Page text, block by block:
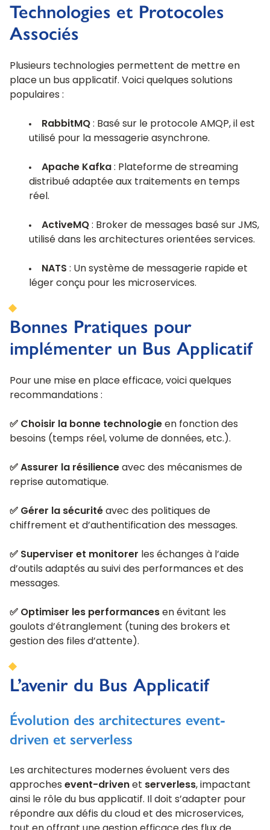
Technologies et Protocoles
Associés
Plusieurs technologies permettent de mettre en
place un bus applicatif. Voici quelques solutions
populaires :
RabbitMQ : Basé sur le protocole AMQP, il est
utilisé pour la messagerie asynchrone.
Apache Kafka : Plateforme de streaming
distribué adaptée aux traitements en temps
réel.
ActiveMQ : Broker de messages basé sur JMS,
utilisé dans les architectures orientées services.
NATS : Un système de messagerie rapide et
léger conçu pour les microservices.
Bonnes Pratiques pour
implémenter un Bus Applicatif
Pour une mise en place efficace, voici quelques
recommandations :
✅ Choisir la bonne technologie en fonction des
besoins (temps réel, volume de données, etc.).
✅ Assurer la résilience avec des mécanismes de
reprise automatique.
✅ Gérer la sécurité avec des politiques de
chiffrement et d’authentification des messages.
✅ Superviser et monitorer les échanges à l’aide
d’outils adaptés au suivi des performances et des
messages.
✅ Optimiser les performances en évitant les
goulots d’étranglement (tuning des brokers et
gestion des files d’attente).
L’avenir du Bus Applicatif
Évolution des architectures event-
driven et serverless
Les architectures modernes évoluent vers des
approches event-driven et serverless, impactant
ainsi le rôle du bus applicatif. Il doit s’adapter pour
répondre aux défis du cloud et des microservices,